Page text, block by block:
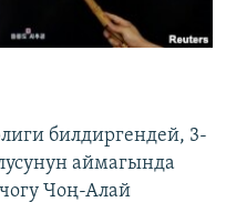
билдиргендей, 3-
аймагында
Чоң-Алай